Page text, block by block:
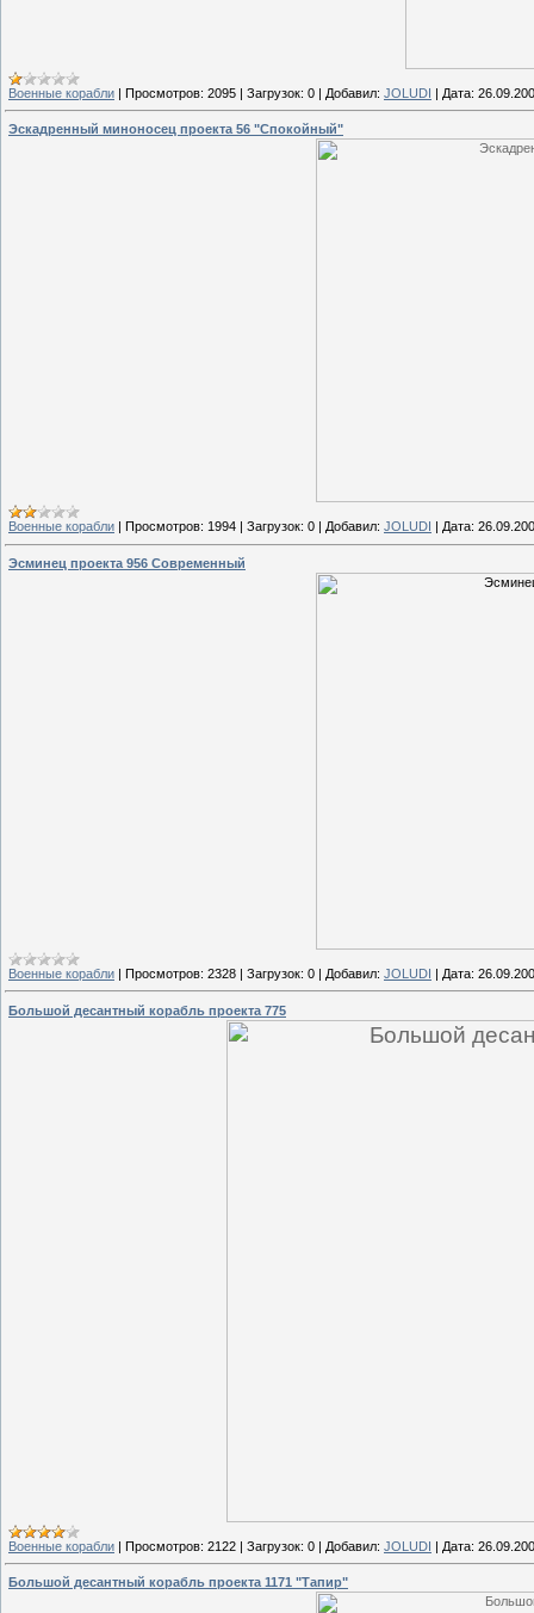
Военные корабли | Просмотров: 2095 | Загрузок: 0 | Добавил: JOLUDI | Дата:
Эскадренный миноносец проекта 56 "Спокойный"
Военные корабли Просмотров: 1994 Загрузок: 0 Добавил: JOLUDI Дата:
Эсминец проекта 956 Современный
Военные корабли | Просмотров: 2328 | Загрузок: 0 | Добавил: JOLUDI | Дата:
Большой десантный корабль проекта 775
Военные корабли | Просмотров: 2122 | Загрузок: 0 | Добавил: JOLUDI | Дата:
Большой десантный корабль проекта 1171 "Тапир"